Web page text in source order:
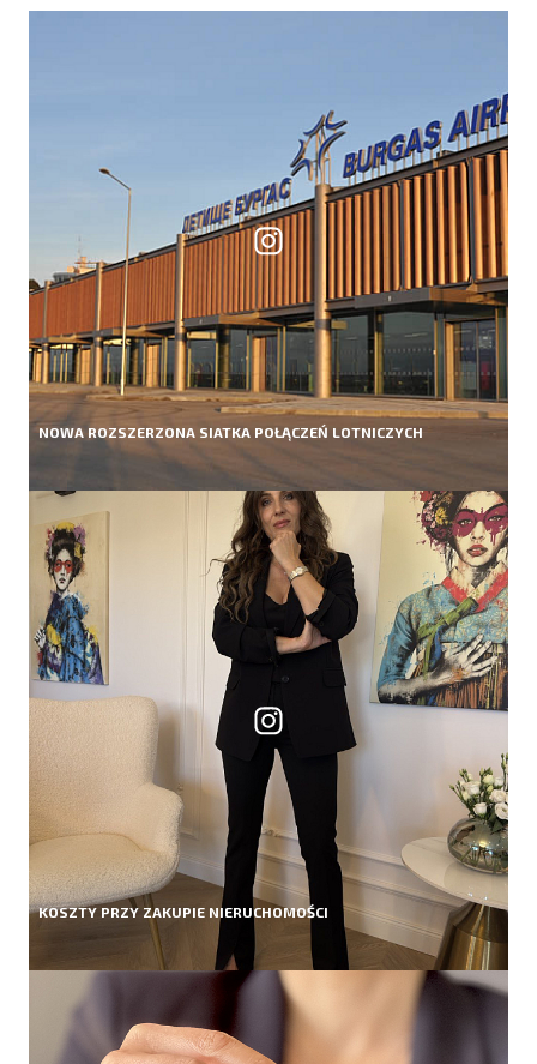
NOWA ROZSZERZONA SIATKA POŁĄCZEŃ LOTNICZYCH
KOSZTY PRZY ZAKUPIE NIERUCHOMOŚCI